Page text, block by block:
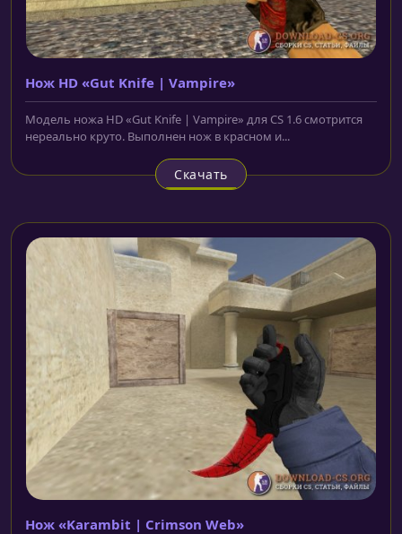
Нож HD «Gut Knife | Vampire»
Модель ножа HD «Gut Knife | Vampire» для CS 1.6 смотрится
нереально круто. Выполнен нож в красном и...
Скачать
Нож «Karambit | Crimson Web»